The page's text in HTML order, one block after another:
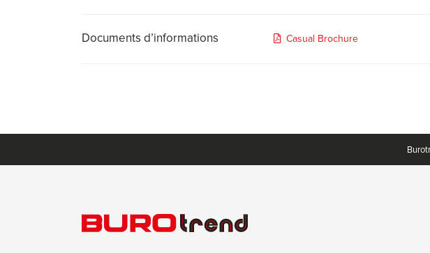
Documents d’informations Casual Brochure